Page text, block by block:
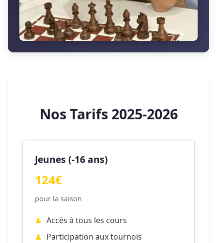
Nos Tarifs 2025-2026
Jeunes (-16 ans)
124€
pour la saison
Accès à tous les cours
Participation aux tournois